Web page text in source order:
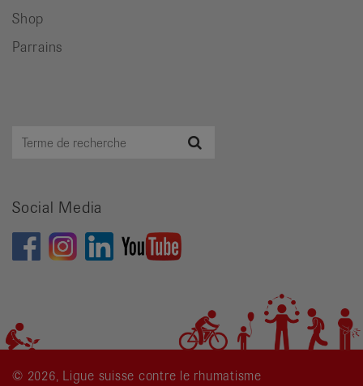
Shop
Parrains
Terme
Social Media
© 2026, Ligue suisse contre le rhumatisme